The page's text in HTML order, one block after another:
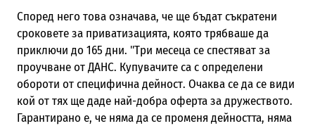
Според него това означава, че ще бъдат съкратени
сроковете за приватизацията, която трябваше да
приключи до 165 дни. "Три месеца се спестяват за
проучване от ДАНС. Купувачите са с определени
обороти от специфична дейност. Очаква се да се види
кой от тях ще даде най-добра оферта за дружеството.
Гарантирано е, че няма да се променя дейността, няма